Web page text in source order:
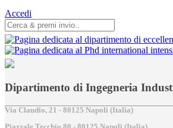
Accedi
Dipartimento di Ingegneria
Via Claudio, 21 - 80125 Napoli (Italia)